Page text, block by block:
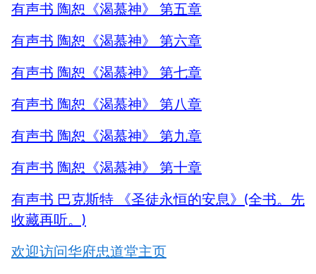
有声书 陶恕《渴慕神》 第五章
有声书 陶恕《渴慕神》 第六章
有声书 陶恕《渴慕神》 第七章
有声书 陶恕《渴慕神》 第八章
有声书 陶恕《渴慕神》 第九章
有声书 陶恕《渴慕神》 第十章
有声书 巴克斯特 《圣徒永恒的安息》(全书。先
收藏再听。)
欢迎访问华府忠道堂主页